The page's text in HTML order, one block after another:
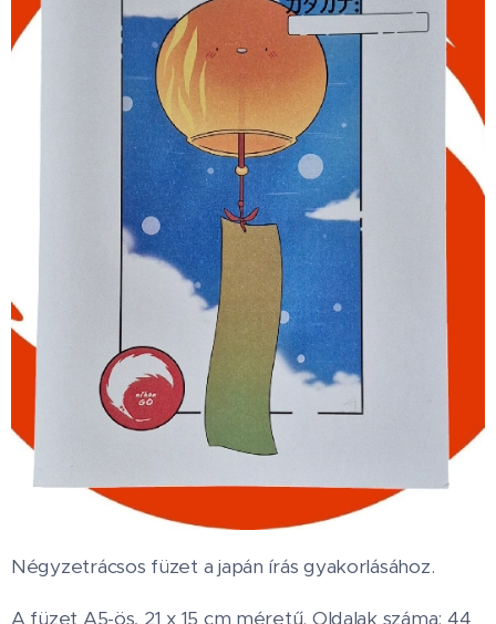
Négyzetrácsos füzet a japán írás gyakorlásához.
A füzet A5-ös, 21 x 15 cm méretű. Oldalak száma: 44